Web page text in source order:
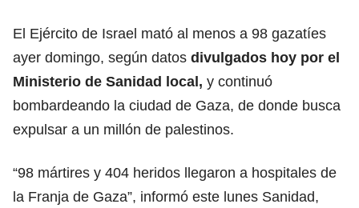
El Ejército de Israel mató al menos a 98 gazatíes
ayer domingo, según datos divulgados hoy por el
Ministerio de Sanidad local, y continuó
bombardeando la ciudad de Gaza, de donde busca
expulsar a un millón de palestinos.
“98 mártires y 404 heridos llegaron a hospitales de
la Franja de Gaza”, informó este lunes Sanidad,